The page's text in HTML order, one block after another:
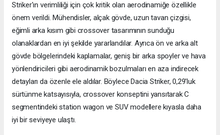
Striker'ın verimliliği için çok kritik olan aerodinamiğe özellikle
önem verildi. Mühendisler, alçak gövde, uzun tavan çizgisi,
eğimli arka kısım gibi crossover tasarımının sunduğu
olanaklardan en iyi şekilde yararlandılar. Ayrıca ön ve arka alt
gövde bölgelerindeki kaplamalar, geniş bir arka spoyler ve hava
yönlendiricileri gibi aerodinamik bozulmaları en aza indirecek
detayları da özenle ele aldılar. Böylece Dacia Striker, 0,29'luk
sürtünme katsayısıyla, crossover konseptini yansıtarak C
segmentindeki station wagon ve SUV modellere kıyasla daha
iyi bir seviyeye ulaştı.